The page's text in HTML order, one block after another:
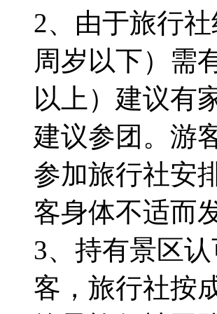
2、由于旅行
周岁以下）需
以上）建议有
建议参团。游
参加旅行社安
客身体不适而
3、持有景区
客，旅行社按